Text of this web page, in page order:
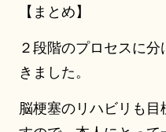
【まとめ】
２段階のプロセスに
きました。
脳梗塞のリハビリも目